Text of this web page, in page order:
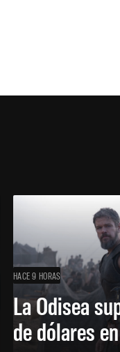
HACE 9 HORAS
La Odisea
de dólares